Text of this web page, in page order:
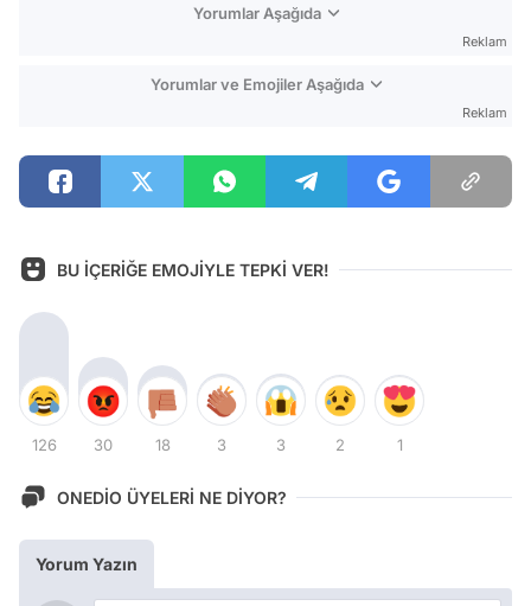
Yorumlar Aşağıda
Reklam
Yorumlar ve Emojiler Aşağıda
Reklam
BU İÇERİĞE EMOJİYLE TEPKİ VER!
126 30 18 3 3 2 1
ONEDİO ÜYELERİ NE DİYOR?
Yorum Yazın